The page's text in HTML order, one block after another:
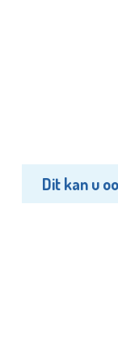
Dit kan u